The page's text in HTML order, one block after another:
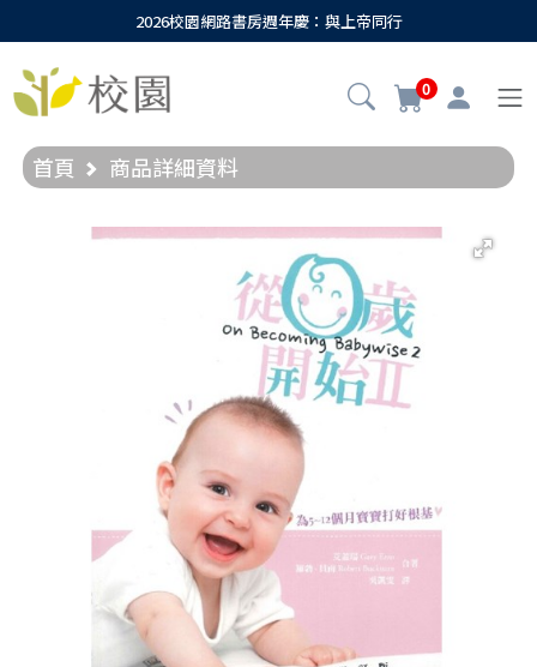
2026校園網路書房週年慶：與上帝同行
0
首頁 商品詳細資料